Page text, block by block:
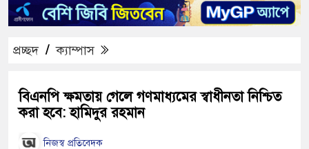
প্রচ্ছদ/ক্যাম্পাস
বিএনপি ক্ষমতায় গেলে গণমাধ্যমের স্বাধীনতা নিশ্চিত
করা হবে: হামিদুর রহমান
নিজস্ব প্রতিবেদক